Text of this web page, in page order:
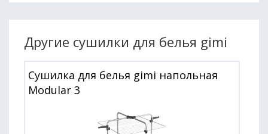
Другие сушилки для белья gimi
Сушилка для белья gimi напольная
Modular 3